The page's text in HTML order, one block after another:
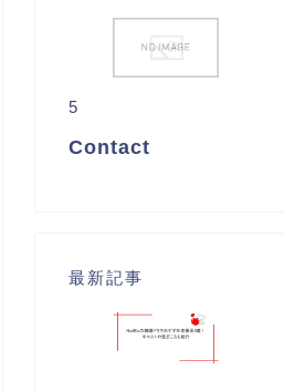
5
Contact
最新記事